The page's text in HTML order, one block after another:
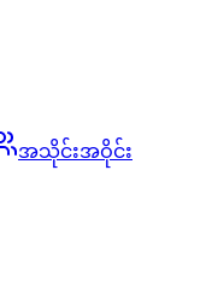
အသိုင်းအဝိုင်း